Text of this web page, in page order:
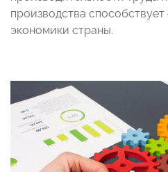
производства
экономики страны.